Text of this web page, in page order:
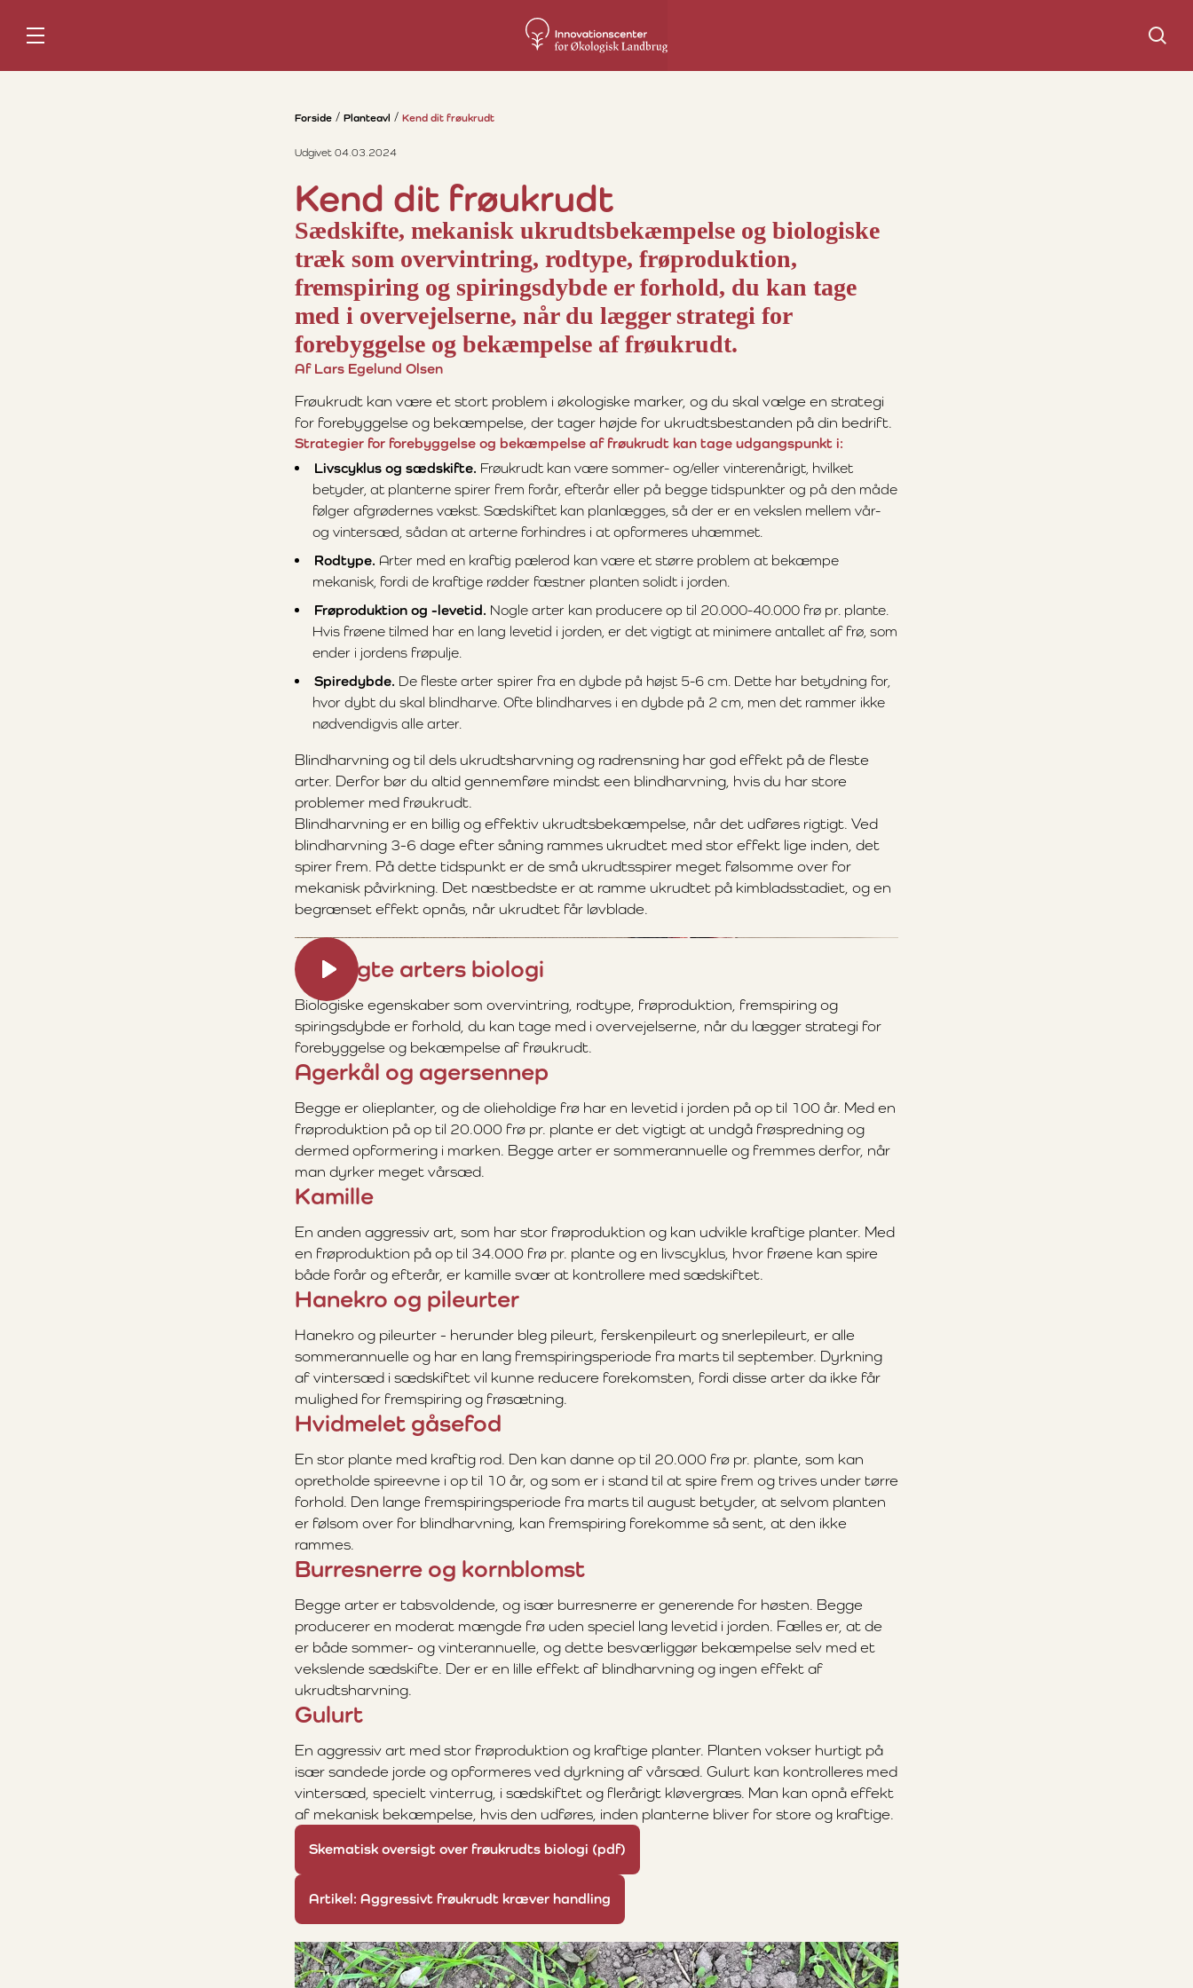
Søg
Forside Planteavl Kend dit frøukrudt
Udgivet 04.03.2024
Kend dit frøukrudt
Sædskifte, mekanisk ukrudtsbekæmpelse og biologiske
træk som overvintring, rodtype, frøproduktion,
fremspiring og spiringsdybde er forhold, du kan tage
med i overvejelserne, når du lægger strategi for
forebyggelse og bekæmpelse af frøukrudt.
Af Lars Egelund Olsen
Frøukrudt kan være et stort problem i økologiske marker, og du skal vælge en strategi
for forebyggelse og bekæmpelse, der tager højde for ukrudtsbestanden på din bedrift.
Strategier for forebyggelse og bekæmpelse af frøukrudt kan tage udgangspunkt i:
Livscyklus og sædskifte. Frøukrudt kan være sommer- og/eller vinterenårigt, hvilket
betyder, at planterne spirer frem forår, efterår eller på begge tidspunkter og på den måde
følger afgrødernes vækst. Sædskiftet kan planlægges, så der er en vekslen mellem vår-
og vintersæd, sådan at arterne forhindres i at opformeres uhæmmet.
Rodtype. Arter med en kraftig pælerod kan være et større problem at bekæmpe
mekanisk, fordi de kraftige rødder fæstner planten solidt i jorden.
Frøproduktion og -levetid. Nogle arter kan producere op til 20.000-40.000 frø pr. plante.
Hvis frøene tilmed har en lang levetid i jorden, er det vigtigt at minimere antallet af frø, som
ender i jordens frøpulje.
Spiredybde. De fleste arter spirer fra en dybde på højst 5-6 cm. Dette har betydning for,
hvor dybt du skal blindharve. Ofte blindharves i en dybde på 2 cm, men det rammer ikke
nødvendigvis alle arter.
Blindharvning og til dels ukrudtsharvning og radrensning har god effekt på de fleste
arter. Derfor bør du altid gennemføre mindst een blindharvning, hvis du har store
problemer med frøukrudt.
Blindharvning er en billig og effektiv ukrudtsbekæmpelse, når det udføres rigtigt. Ved
blindharvning 3-6 dage efter såning rammes ukrudtet med stor effekt lige inden, det
spirer frem. På dette tidspunkt er de små ukrudtsspirer meget følsomme over for
mekanisk påvirkning. Det næstbedste er at ramme ukrudtet på kimbladsstadiet, og en
begrænset effekt opnås, når ukrudtet får løvblade.
Udvalgte arters biologi
Biologiske egenskaber som overvintring, rodtype, frøproduktion, fremspiring og
spiringsdybde er forhold, du kan tage med i overvejelserne, når du lægger strategi for
forebyggelse og bekæmpelse af frøukrudt.
Agerkål og agersennep
Begge er olieplanter, og de olieholdige frø har en levetid i jorden på op til 100 år. Med en
frøproduktion på op til 20.000 frø pr. plante er det vigtigt at undgå frøspredning og
dermed opformering i marken. Begge arter er sommerannuelle og fremmes derfor, når
man dyrker meget vårsæd.
Kamille
En anden aggressiv art, som har stor frøproduktion og kan udvikle kraftige planter. Med
en frøproduktion på op til 34.000 frø pr. plante og en livscyklus, hvor frøene kan spire
både forår og efterår, er kamille svær at kontrollere med sædskiftet.
Hanekro og pileurter
Hanekro og pileurter - herunder bleg pileurt, ferskenpileurt og snerlepileurt, er alle
sommerannuelle og har en lang fremspiringsperiode fra marts til september. Dyrkning
af vintersæd i sædskiftet vil kunne reducere forekomsten, fordi disse arter da ikke får
mulighed for fremspiring og frøsætning.
Hvidmelet gåsefod
En stor plante med kraftig rod. Den kan danne op til 20.000 frø pr. plante, som kan
opretholde spireevne i op til 10 år, og som er i stand til at spire frem og trives under tørre
forhold. Den lange fremspiringsperiode fra marts til august betyder, at selvom planten
er følsom over for blindharvning, kan fremspiring forekomme så sent, at den ikke
rammes.
Burresnerre og kornblomst
Begge arter er tabsvoldende, og især burresnerre er generende for høsten. Begge
producerer en moderat mængde frø uden speciel lang levetid i jorden. Fælles er, at de
er både sommer- og vinterannuelle, og dette besværliggør bekæmpelse selv med et
vekslende sædskifte. Der er en lille effekt af blindharvning og ingen effekt af
ukrudtsharvning.
Gulurt
En aggressiv art med stor frøproduktion og kraftige planter. Planten vokser hurtigt på
især sandede jorde og opformeres ved dyrkning af vårsæd. Gulurt kan kontrolleres med
vintersæd, specielt vinterrug, i sædskiftet og flerårigt kløvergræs. Man kan opnå effekt
af mekanisk bekæmpelse, hvis den udføres, inden planterne bliver for store og kraftige.
Skematisk oversigt over frøukrudts biologi (pdf)
Artikel: Aggressivt frøukrudt kræver handling